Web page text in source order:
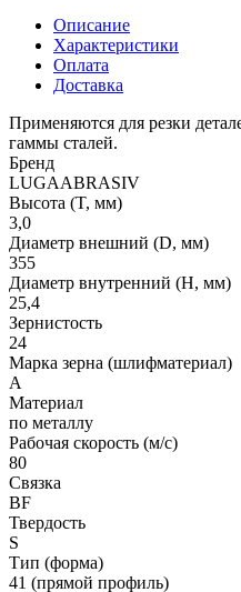
Описание
Характеристики
Оплата
Доставка
Применяются для резки
гаммы сталей.
Бренд
LUGAABRASIV
Высота (T, мм)
3,0
Диаметр внешний (D, мм)
355
Диаметр внутренний (H, мм)
25,4
Зернистость
24
Марка зерна (шлифматериал)
A
Материал
по металлу
Рабочая скорость (м/с)
80
Связка
BF
Твердость
S
Тип (форма)
41 (прямой профиль)